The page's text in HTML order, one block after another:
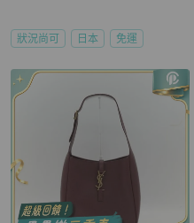
狀況尚可 日本 免運